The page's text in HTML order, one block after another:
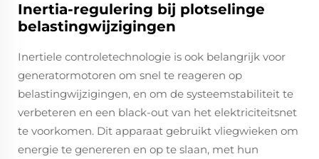
Inertia-regulering bij plotselinge
belastingwijzigingen
Inertiele controletechnologie is ook belangrijk voor
generatormotoren om snel te reageren op
belastingwijzigingen, en om de systeemstabiliteit te
verbeteren en een black-out van het elektriciteitsnet
te voorkomen. Dit apparaat gebruikt vliegwieken om
energie te genereren en op te slaan, met hun